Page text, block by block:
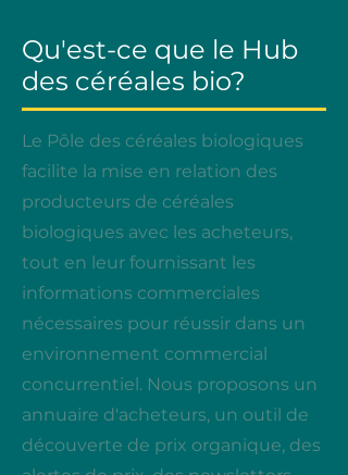
Qu'est-ce que le Hub
des céréales bio?
Le Pôle des céréales biologiques
facilite la mise en relation des
producteurs de céréales
biologiques avec les acheteurs,
tout en leur fournissant les
informations commerciales
nécessaires pour réussir dans un
environnement commercial
concurrentiel. Nous proposons un
annuaire d'acheteurs, un outil de
découverte de prix organique, des